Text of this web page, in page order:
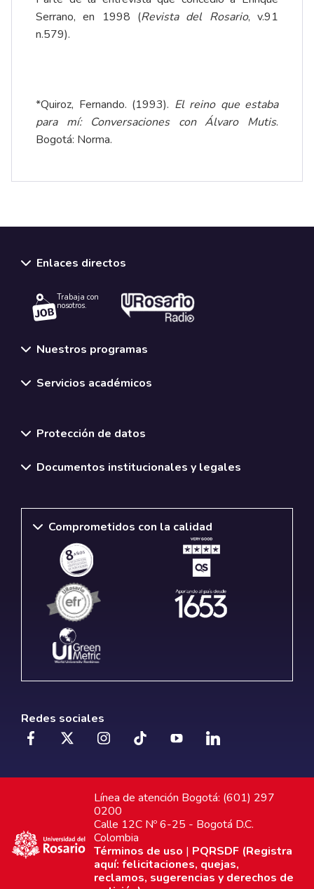
Serrano, en 1998 (Revista del Rosario, v.91
n.579).
*Quiroz, Fernando. (1993). El reino que estaba
para mí: Conversaciones con Álvaro Mutis.
Bogotá: Norma.
Enlaces directos
Trabaja con
nosotros.
Nuestros programas
Servicios académicos
Protección de datos
Documentos institucionales y legales
Comprometidos con la calidad
Redes sociales
Línea de atención Bogotá: (601) 297
0200
Calle 12C Nº 6-25 - Bogotá D.C.
Colombia
Términos de uso | PQRSDF (Registra
aquí: felicitaciones, quejas,
reclamos, sugerencias y derechos de